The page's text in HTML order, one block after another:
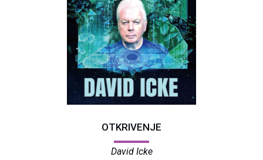
OTKRIVENJE
David Icke